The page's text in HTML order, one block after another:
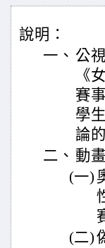
說明：
一、 公
《
賽
學
論
二、 動
(一)
(二)